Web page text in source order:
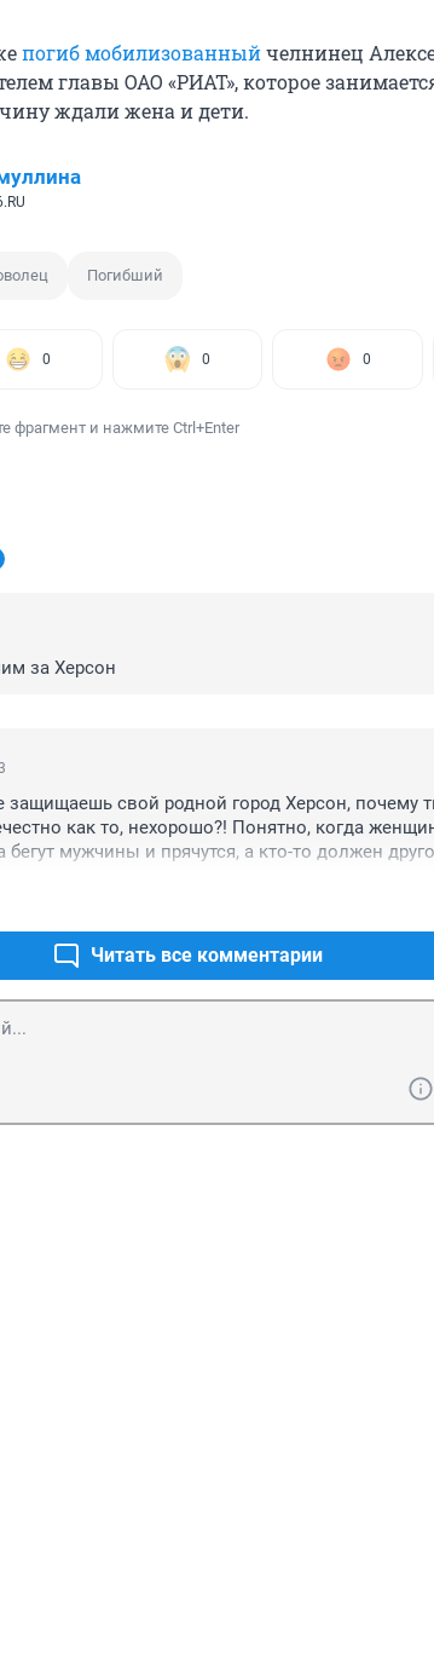
погиб мобилизованныйчелнинец
главы ОАО «РИАТ», которое
ждали жена и дети.
Погибший
0 0 0
фрагмент и нажмите Ctrl+Enter
за Херсон
свой родной город Херсон, почему
как то, нехорошо?! Понятно, когда
мужчины и прячутся, а кто-то должен
Читать все комментарии